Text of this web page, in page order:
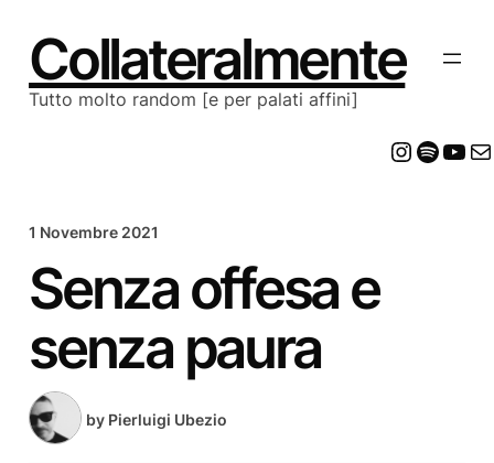
contenuto
Collateralmente
Tutto molto random [e per palati affini]
1 Novembre 2021
Senza offesa e
senza paura
by Pierluigi Ubezio